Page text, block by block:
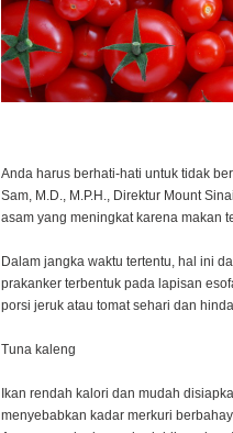
Anda harus berhati-hati untuk tidak
Sam, M.D., M.P.H., Direktur Mount
asam yang meningkat karena makan
Dalam jangka waktu tertentu, hal ini
prakanker terbentuk pada lapisan
porsi jeruk atau tomat sehari dan
Tuna kaleng
Ikan rendah kalori dan mudah
menyebabkan kadar merkuri